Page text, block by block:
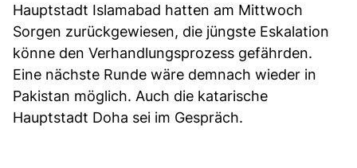
Hauptstadt Islamabad hatten am Mittwoch
Sorgen zurückgewiesen, die jüngste Eskalation
könne den Verhandlungsprozess gefährden.
Eine nächste Runde wäre demnach wieder in
Pakistan möglich. Auch die katarische
Hauptstadt Doha sei im Gespräch.